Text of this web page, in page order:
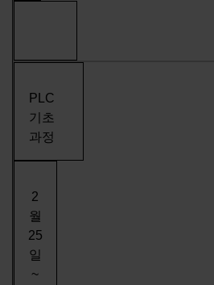
PLC
기초
과정
2
월
25
일
~